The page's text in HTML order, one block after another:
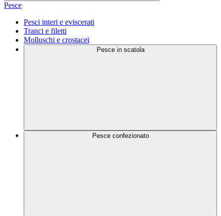
Pesce
Pesci interi e eviscerati
Tranci e filetti
Molluschi e crostacei
Pesce in scatola
Pesce confezionato